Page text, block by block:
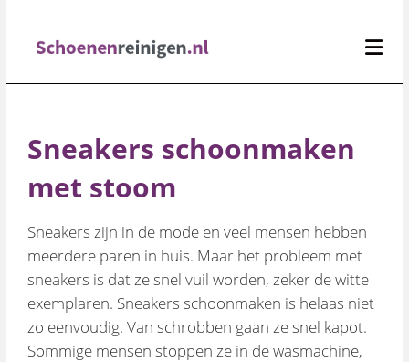
Schoenen
Sneakers schoonmaken
met stoom
Sneakers zijn in de mode en veel mensen hebben
meerdere paren in huis. Maar het probleem met
sneakers is dat ze snel vuil worden, zeker de witte
exemplaren. Sneakers schoonmaken is helaas niet
zo eenvoudig. Van schrobben gaan ze snel kapot.
Sommige mensen stoppen ze in de wasmachine,